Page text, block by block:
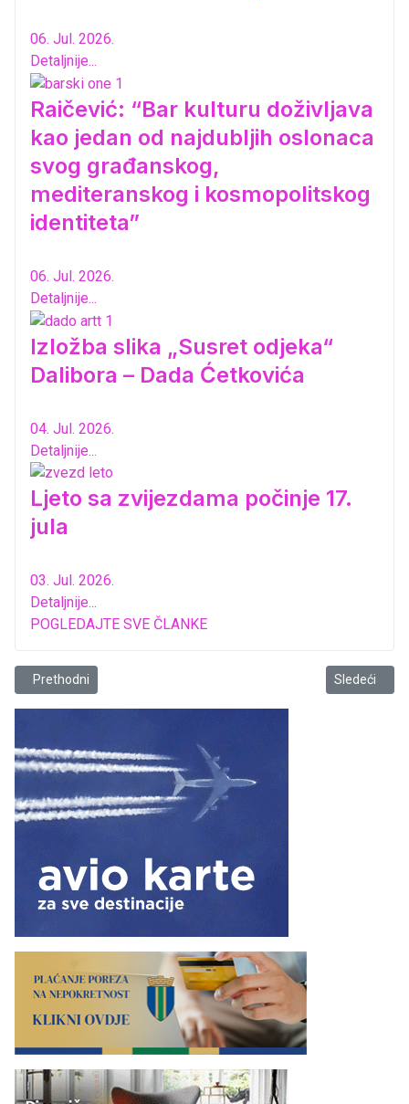
06. Jul. 2026.
Detaljnije...
Raičević: “Bar kulturu doživljava
kao jedan od najdubljih oslonaca
svog građanskog,
mediteranskog i kosmopolitskog
identiteta”
06. Jul. 2026.
Detaljnije...
Izložba slika „Susret odjeka“
Dalibora – Dada Ćetkovića
04. Jul. 2026.
Detaljnije...
Ljeto sa zvijezdama počinje 17.
jula
03. Jul. 2026.
Detaljnije...
POGLEDAJTE SVE ČLANKE
Prethodni članak: Goran Ćetković izlaže u Slovačkoj
Prethodni Sledeći
Sledeći